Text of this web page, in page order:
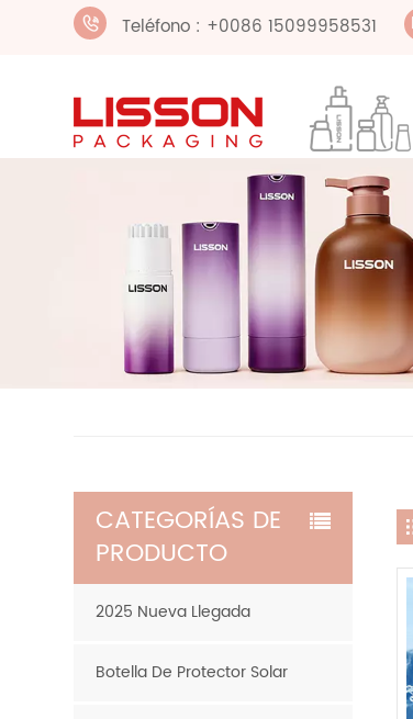
Teléfono : +0086 15099958531
CATEGORÍAS DE
PRODUCTO
2025 Nueva Llegada
Botella De Protector Solar